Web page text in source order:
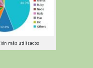
más utilizados